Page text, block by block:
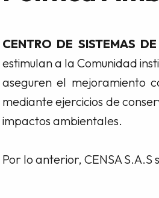
CENTRO DE SISTEMAS
estimulan a la Comunidad
aseguren el mejoramiento
mediante ejercicios de
impactos ambientales.
Por lo anterior, CENSA